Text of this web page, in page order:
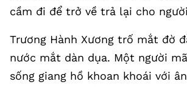
cầm đi để trở về trả lại cho
Trương Hành Xương trố mắt đờ
nước mắt dàn dụa. Một người
sống giang hồ khoan khoái với